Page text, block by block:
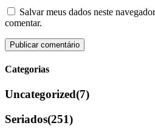
Salvar meus dados neste
comentar.
Categorias
Uncategorized(7)
Seriados(251)